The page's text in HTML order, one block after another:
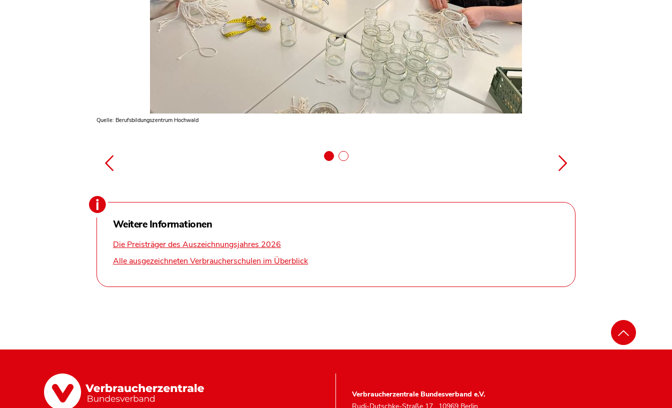
Quelle: Berufsbildungszentrum Hochwald
Quelle: Berufsbildungszentrum Hochwald
Weitere Informationen
Die Preisträger des Auszeichnungsjahres 2026
Alle ausgezeichneten Verbraucherschulen im Überblick
Verbraucherzentrale Bundesverband e.V.